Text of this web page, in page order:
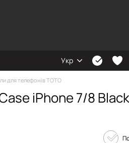
Укр
для телефонів TOTO
iPhone 7/8 Black